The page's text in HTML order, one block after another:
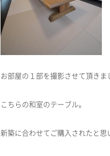
お部屋の１部を撮影させて頂きま
こちらの和室のテーブル。
新築に合わせてご購入されたと思